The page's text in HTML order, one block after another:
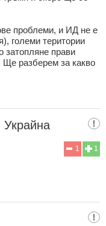
проблеми, и ИД не е
големи територии
затопляне прави
Ще разберем за какво
Украйна
1
1